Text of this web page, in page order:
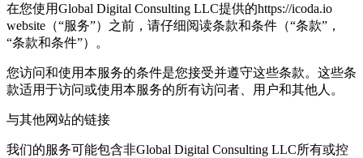
在您使用Global Digital Consulting LLC提供的https://icoda.io
website（“服务”）之前，请仔细阅读条款和条件（“条款”，
“条款和条件”）。
您访问和使用本服务的条件是您接受并遵守这些条款。这些条
款适用于访问或使用本服务的所有访问者、用户和其他人。
与其他网站的链接
我们的服务可能包含非Global Digital Consulting LLC所有或控